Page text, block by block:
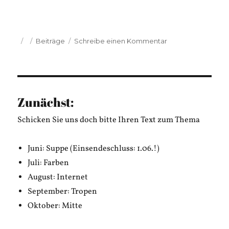
Veröffentlicht
Kategorien
Beiträge Schreibe einen Kommentarzu
Zunächst:
Schicken Sie uns doch bitte Ihren Text zum Thema
Juni: Suppe (Einsendeschluss: 1.06.!)
Juli: Farben
August: Internet
September: Tropen
Oktober: Mitte